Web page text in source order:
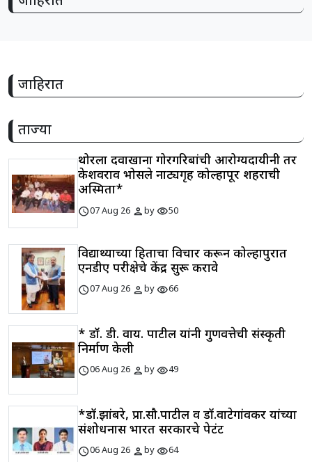
जाहिरात
ताज्या
थोरला दवाखाना गोरगरिबांची आरोग्यदायीनी तर
केशवराव भोसले नाट्यगृह कोल्हापूर शहराची
अस्मिता*
schedule07 Aug 26 personbyvisibility50
विद्यार्थ्यांच्या हिताचा विचार करून कोल्हापुरात
एनडीए परीक्षेचे केंद्र सुरू करावे
schedule07 Aug 26 personbyvisibility66
* डॉ. डी. वाय. पाटील यांनी गुणवत्तेची संस्कृती
निर्माण केली
schedule06 Aug 26 personbyvisibility49
*डॉ.झांबरे, प्रा.सौ.पाटील व डॉ.वाटेगांवकर यांच्या
संशोधनास भारत सरकारचे पेटंट
schedule06 Aug 26 personbyvisibility64